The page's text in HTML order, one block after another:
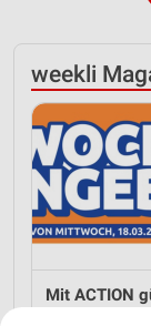
weekli